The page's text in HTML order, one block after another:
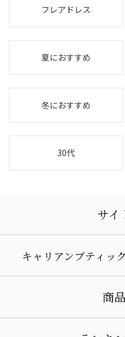
フレアドレス
夏におすすめ
冬におすすめ
30代
サイ
キャリアンブティッ
商